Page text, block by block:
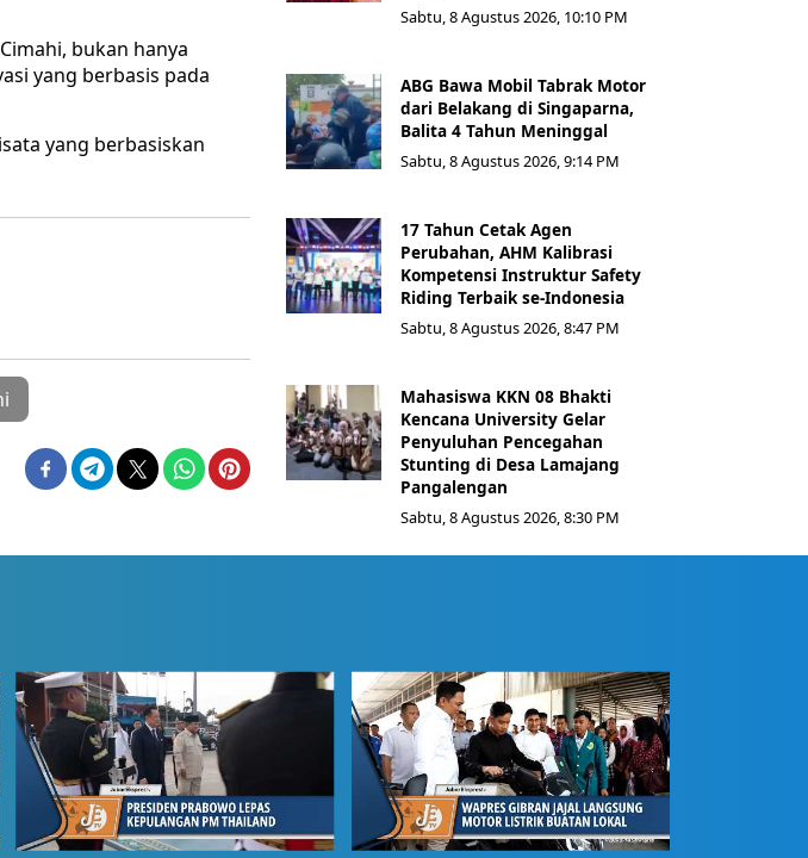
bukan hanya
yang berbasis pada
yang berbasiskan
Sabtu, 8 Agustus 2026, 10:10 PM
ABG Bawa Mobil Tabrak Motor
dari Belakang di Singaparna,
Balita 4 Tahun Meninggal
Sabtu, 8 Agustus 2026, 9:14 PM
17 Tahun Cetak Agen
Perubahan, AHM Kalibrasi
Kompetensi Instruktur Safety
Riding Terbaik se-Indonesia
Sabtu, 8 Agustus 2026, 8:47 PM
Mahasiswa KKN 08 Bhakti
Kencana University Gelar
Penyuluhan Pencegahan
Stunting di Desa Lamajang
Pangalengan
Sabtu, 8 Agustus 2026, 8:30 PM